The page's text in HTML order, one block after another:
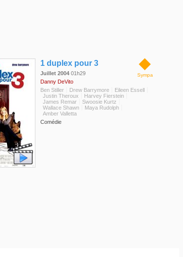
◆
Sympa
1 duplex pour 3
Juillet 200401h29
Danny DeVito
Ben Stiller
Drew Barrymore
Eileen Essell
Justin Theroux
Harvey Fierstein
James Remar
Swoosie Kurtz
Wallace Shawn
Maya Rudolph
Amber Valletta
Comédie